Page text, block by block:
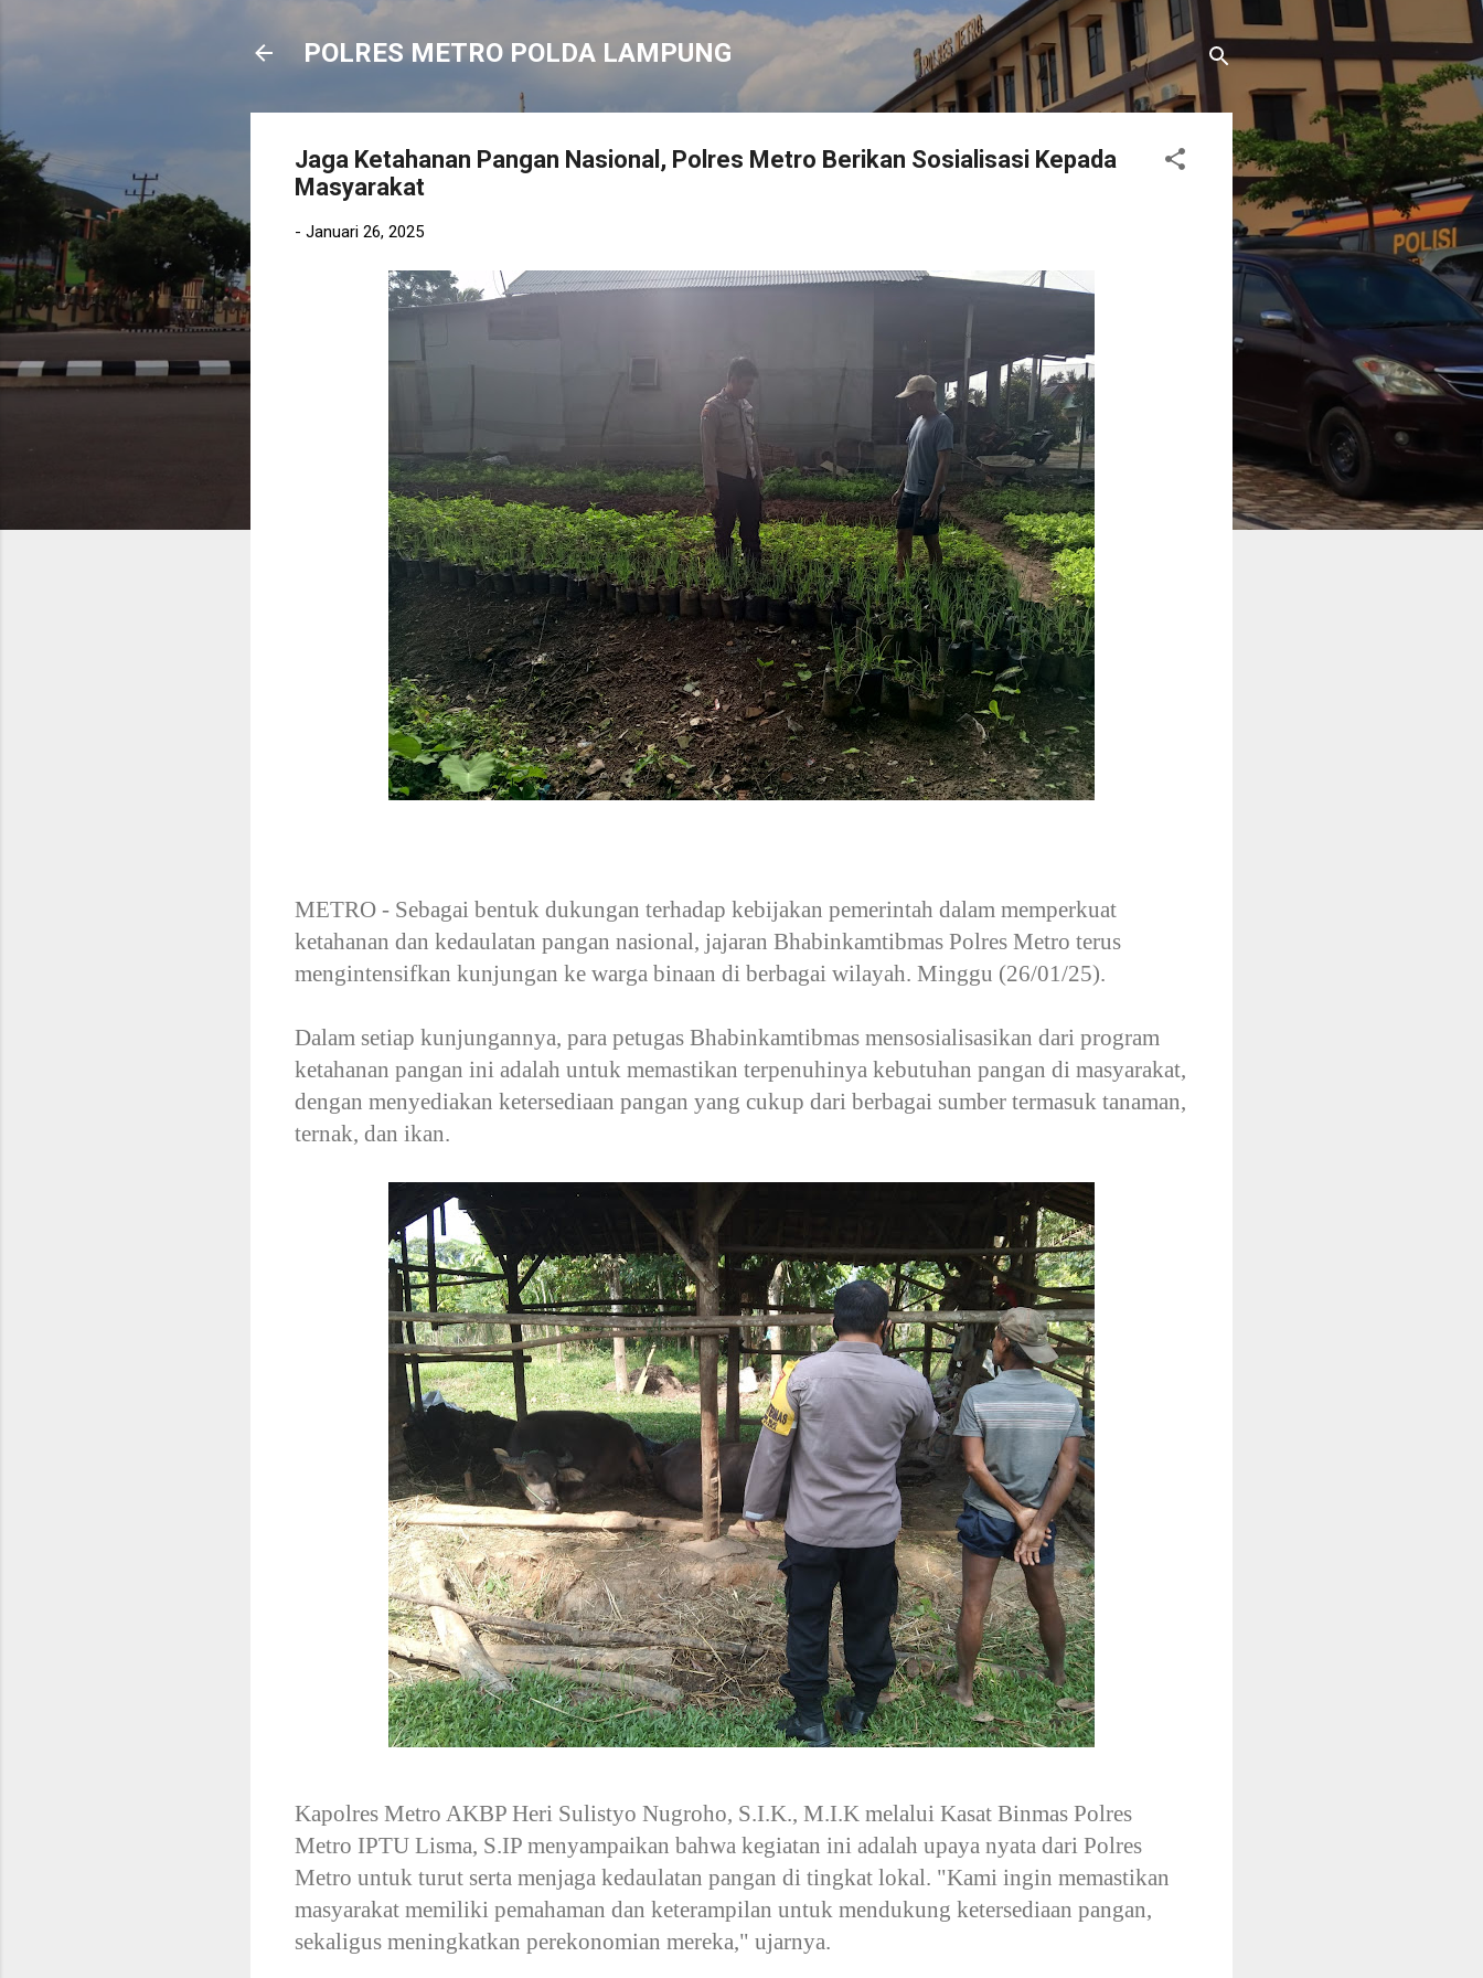
Langsung ke konten utama
POLRES METRO POLDA LAMPUNG
Jaga Ketahanan Pangan Nasional, Polres Metro Berikan Sosialisasi Kepada
Masyarakat
- Januari 26, 2025
METRO - Sebagai bentuk dukungan terhadap kebijakan pemerintah dalam memperkuat
ketahanan dan kedaulatan pangan nasional, jajaran Bhabinkamtibmas Polres Metro terus
mengintensifkan kunjungan ke warga binaan di berbagai wilayah. Minggu (26/01/25).
Dalam setiap kunjungannya, para petugas Bhabinkamtibmas mensosialisasikan dari program
ketahanan pangan ini adalah untuk memastikan terpenuhinya kebutuhan pangan di masyarakat,
dengan menyediakan ketersediaan pangan yang cukup dari berbagai sumber termasuk tanaman,
ternak, dan ikan.
Kapolres Metro AKBP Heri Sulistyo Nugroho, S.I.K., M.I.K melalui Kasat Binmas Polres
Metro IPTU Lisma, S.IP menyampaikan bahwa kegiatan ini adalah upaya nyata dari Polres
Metro untuk turut serta menjaga kedaulatan pangan di tingkat lokal. "Kami ingin memastikan
masyarakat memiliki pemahaman dan keterampilan untuk mendukung ketersediaan pangan,
sekaligus meningkatkan perekonomian mereka," ujarnya.